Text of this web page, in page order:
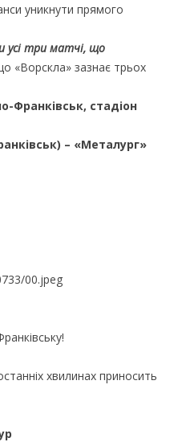
уникнути прямого
усі три матчі, що
«Ворскла» зазнає трьох
Франківськ, стадіон
– «Металург»
хвилинах приносить